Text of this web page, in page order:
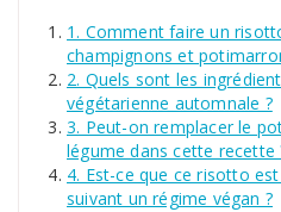
1. Comment faire un
champignons et
2. Quels sont les
végétarienne automnale ?
3. Peut-on remplacer le
légume dans cette recette
4. Est-ce que ce risotto
suivant un régime végan ?